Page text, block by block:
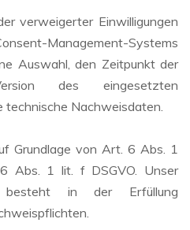
verweigerter Einwilligungen
Management-Systems
Auswahl, den Zeitpunkt der
des eingesetzten
technische Nachweisdaten.
Grundlage von Art. 6 Abs. 1
Abs. 1 lit. f DSGVO. Unser
besteht in der Erfüllung